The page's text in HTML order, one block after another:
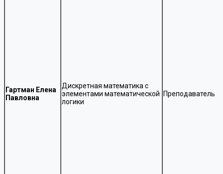
Гартман Елена
Павловна
Дискретная математика с
элементами математической
логики
Преподаватель